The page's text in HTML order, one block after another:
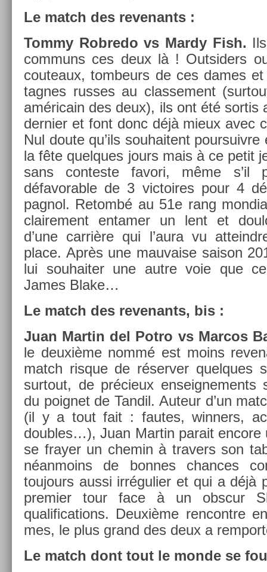
Le match des re­venants :
Tommy Rob­redo vs Mardy Fish.
com­muns ces deux là ! Out­sid­ers
co­uteaux, tom­beurs de ces dames
tagnes rus­ses au clas­se­ment
américain des deux), ils ont été sor­tis
de­rni­er et font donc déjà mieux avec
Nul doute qu’ils souhaitent
la fête quel­ques jours mais à ce petit
sans con­tes­te favori, même s’il
défavor­able de 3 vic­toires pour 4
pagnol. Re­tombé au 51e rang
claire­ment en­tam­er un lent et
d’une carrière qui l’aura vu
place. Après une mauva­ise saison
lui souhait­er une autre voie que
James Blake…
Le match des re­venants, bis :
Juan Mar­tin del Potro vs Mar­cos
le deuxième nommé est moins
match ris­que de réserv­er quel­ques
sur­tout, de précieux en­seig­ne­ments
du poig­net de Tan­dil. Auteur d’un
(il y a tout fait : fautes, winn­ers,
doub­les…), Juan Mar­tin para­it en­core
se fray­er un chemin à trav­ers son
néan­moins de bon­nes chan­ces
toujours aussi ir­réguli­er et qui a déjà
pre­mi­er tour face à un ob­scur
qualifica­tions. Deuxième re­ncontre
mes, le plus grand des deux a
Le match dont tout le monde se